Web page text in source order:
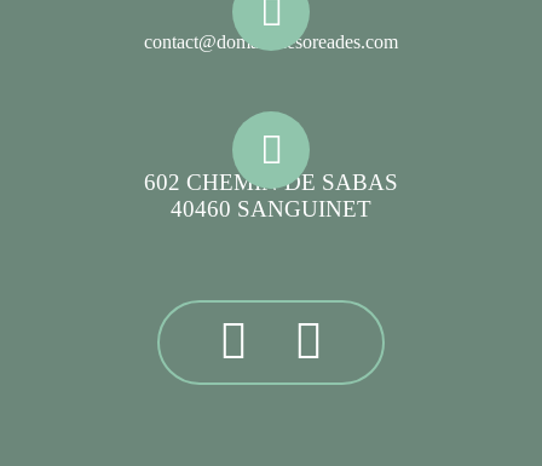
contact@domainelesoreades.com
602 CHEMIN DE SABAS
40460 SANGUINET